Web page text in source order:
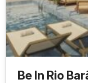
Be In Rio